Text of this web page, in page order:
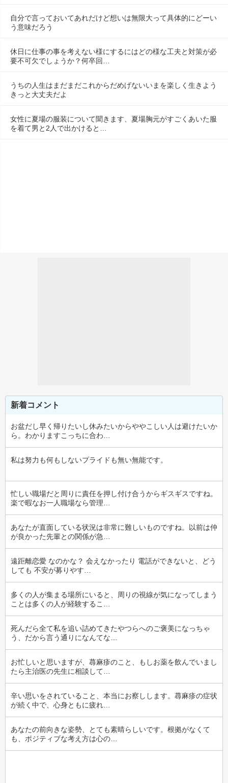
自分で言っておいてあれだけど想いは無限大って具体的にどーい
う意味だろう
休日に仕事の事を考えない様にするにはどの様な工夫と対策が必
要不可欠でしょうか？何卒回…
うちの人生はまだまだこれからだめげないいまを楽しく生きよう
きっと大丈夫だよ
女性に夏場の服装について聞きます、夏場胸元がすごくあいた服
を着て男と2人で出かけると…
新着コメント
お盆だし早く帰りたいし休みたいからややこしい人は避けたいか
ら。わかりますこっちに合わ…
私は努力も何もしないプライドも無い無能です。
忙しい職場だと周りに責任を押し付け合うからギスギスですね。
楽で暇なお一人職場なら管理…
あなたが直面している状況は非常に難しいものですね。以前は仲
が良かった先輩との関係が急…
遠距離恋愛 なのかな？ 会えなかったり 電話ができないと、どう
しても 不安が募りやす…
多くの人が集まる場所にいると、周りの視線が気になってしまう
ことは多くの人が経験するこ…
死んだら全て私を追い詰めてきたやつらへのご褒美になっちゃ
う、だから言う通りになんてな…
お忙しいと思いますが、蕁麻疹のこと、もしお薬を飲んでいまし
たら主治医の先生に相談して…
辛い思いをされていること、本当にお察しします。蕁麻疹の症状
が続く中で、心身ともに疲れ…
あなたの前向きな姿勢、とても素晴らしいです。根拠がなくて
も、ポジティブな考え方は心の…